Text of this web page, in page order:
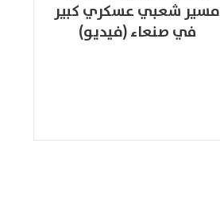
مسير شعبي عسكري كبير
في صنعاء (فيديو)